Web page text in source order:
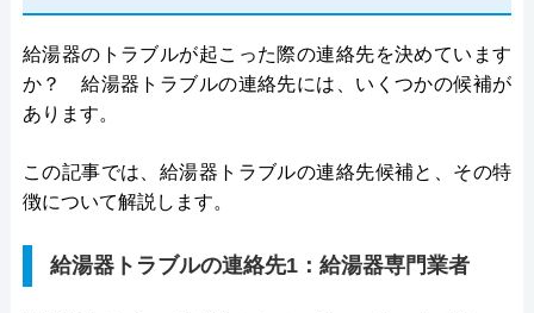
給湯器のトラブルが起こった際の連絡先を決めています
か？ 給湯器トラブルの連絡先には、いくつかの候補が
あります。
この記事では、給湯器トラブルの連絡先候補と、その特
徴について解説します。
給湯器トラブルの連絡先1：給湯器専門業者